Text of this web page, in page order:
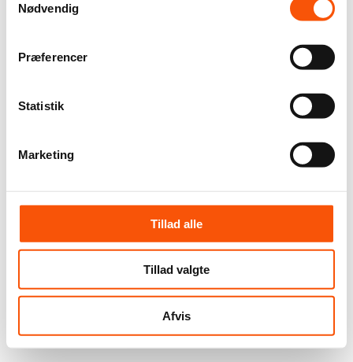
Nødvendig
Præferencer
Statistik
Marketing
Tillad alle
Tillad valgte
Afvis